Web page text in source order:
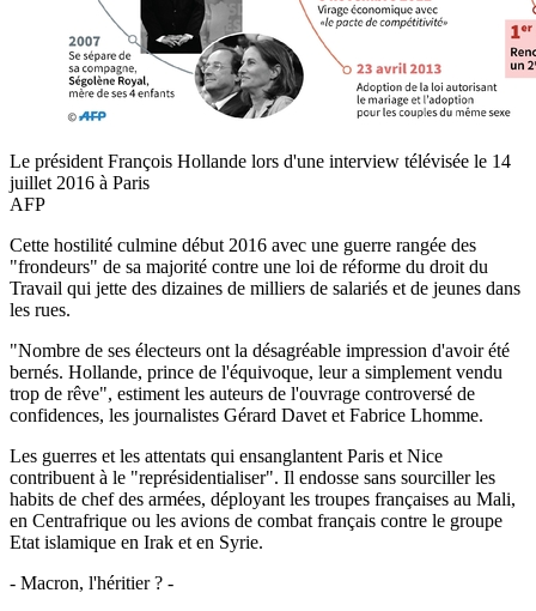
Le président François Hollande lors d'une interview télévisée le 14
juillet 2016 à Paris
AFP
Cette hostilité culmine début 2016 avec une guerre rangée des
"frondeurs" de sa majorité contre une loi de réforme du droit du
Travail qui jette des dizaines de milliers de salariés et de jeunes dans
les rues.
"Nombre de ses électeurs ont la désagréable impression d'avoir été
bernés. Hollande, prince de l'équivoque, leur a simplement vendu
trop de rêve", estiment les auteurs de l'ouvrage controversé de
confidences, les journalistes Gérard Davet et Fabrice Lhomme.
Les guerres et les attentats qui ensanglantent Paris et Nice
contribuent à le "représidentialiser". Il endosse sans sourciller les
habits de chef des armées, déployant les troupes françaises au Mali,
en Centrafrique ou les avions de combat français contre le groupe
Etat islamique en Irak et en Syrie.
- Macron, l'héritier ? -